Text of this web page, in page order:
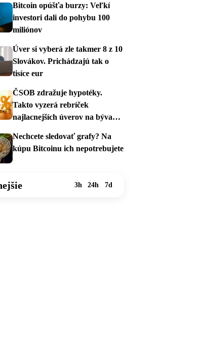
Bitcoin opúšťa burzy: Veľkí
investori dali do pohybu 100
miliónov
Úver si vyberá zle takmer 8 z 10
Slovákov. Prichádzajú tak o
tisíce eur
ČSOB zdražuje hypotéky.
Takto vyzerá rebríček
najlacnejších úverov na bývanie
Nechcete sledovať grafy? Na
kúpu Bitcoinu ich nepotrebujete
3h 24h 7d